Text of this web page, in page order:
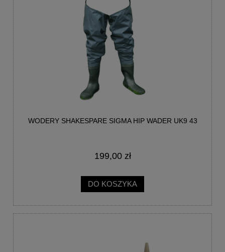
WODERY SHAKESPARE SIGMA HIP WADER UK9 43
199,00 zł
DO KOSZYKA